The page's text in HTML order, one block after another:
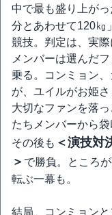
中で最も盛り上がっ
分とあわせて120㎏
競技。判定は、実際
メンバーは選んだ
乗る。コンミョン
が、ユイルがお姫
大切なファンを落
たちメンバーから
その後も ＜演技対
＞ で勝負。ところ
転ぶ一幕も。
結局、コンミョン